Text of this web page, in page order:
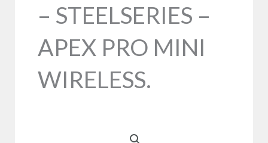
– STEELSERIES –
APEX PRO MINI
WIRELESS.